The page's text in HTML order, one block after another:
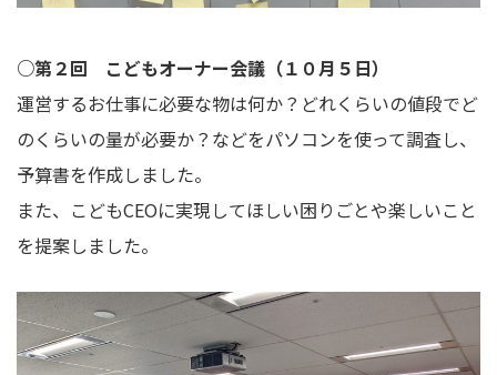
○第２回 こどもオーナー会議（１０月５日）
運営するお仕事に必要な物は何か？どれくらいの値段でど
のくらいの量が必要か？などをパソコンを使って調査し、
予算書を作成しました。
また、こどもCEOに実現してほしい困りごとや楽しいこと
を提案しました。